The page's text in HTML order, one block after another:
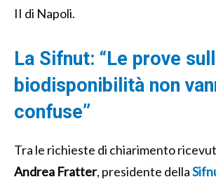
II di Napoli.
La Sifnut: “Le prove
biodisponibilità non
confuse”
Tra le richieste di chiarimento
Andrea Fratter, presidente della